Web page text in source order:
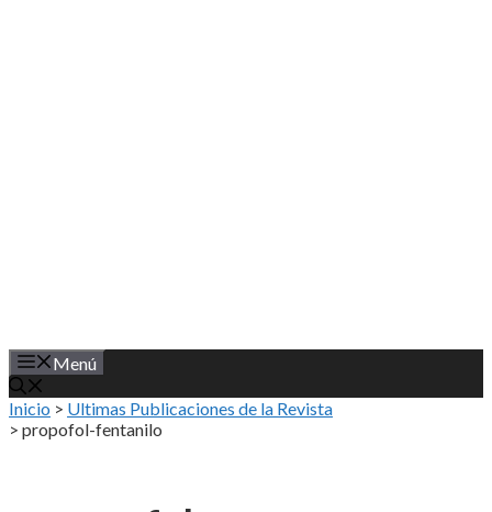
Menú
Inicio > Ultimas Publicaciones de la Revista
> propofol-fentanilo